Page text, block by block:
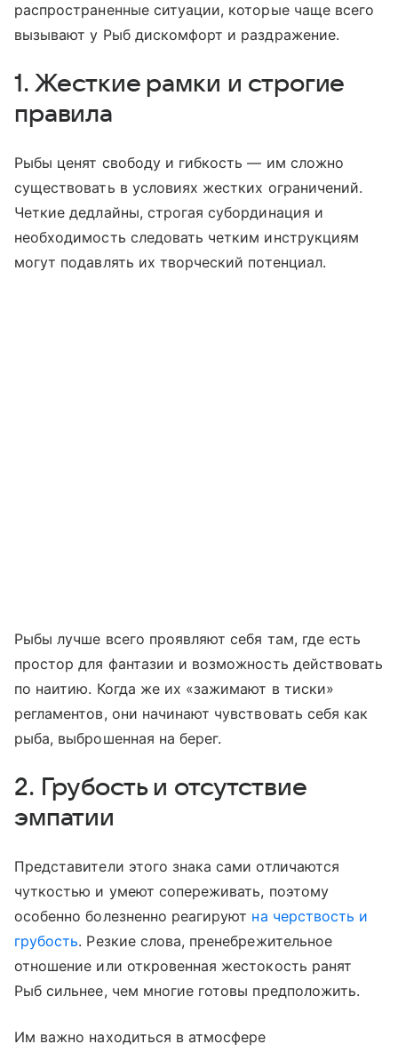
распространенные ситуации, которые чаще всего
вызывают у Рыб дискомфорт и раздражение.
1. Жесткие рамки и строгие
правила
Рыбы ценят свободу и гибкость — им сложно
существовать в условиях жестких ограничений.
Четкие дедлайны, строгая субординация и
необходимость следовать четким инструкциям
могут подавлять их творческий потенциал.
Рыбы лучше всего проявляют себя там, где есть
простор для фантазии и возможность действовать
по наитию. Когда же их «зажимают в тиски»
регламентов, они начинают чувствовать себя как
рыба, выброшенная на берег.
2. Грубость и отсутствие
эмпатии
Представители этого знака сами отличаются
чуткостью и умеют сопереживать, поэтому
особенно болезненно реагируют на черствость и
грубость. Резкие слова, пренебрежительное
отношение или откровенная жестокость ранят
Рыб сильнее, чем многие готовы предположить.
Им важно находиться в атмосфере